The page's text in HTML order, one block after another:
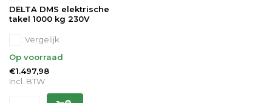
DELTA DMS elektrische
takel 1000 kg 230V
Vergelijk
Op voorraad
€1.497,98
Incl. BTW